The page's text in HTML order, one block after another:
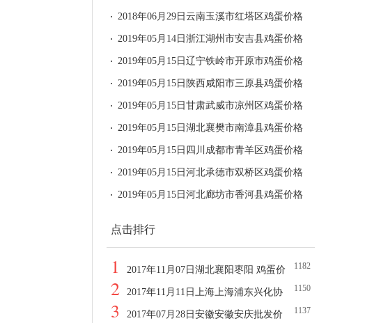
2018年06月29日云南玉溪市红塔区鸡蛋价格
2019年05月14日浙江湖州市安吉县鸡蛋价格
2019年05月15日辽宁铁岭市开原市鸡蛋价格
2019年05月15日陕西咸阳市三原县鸡蛋价格
2019年05月15日甘肃武威市凉州区鸡蛋价格
2019年05月15日湖北襄樊市南漳县鸡蛋价格
2019年05月15日四川成都市青羊区鸡蛋价格
2019年05月15日河北承德市双桥区鸡蛋价格
2019年05月15日河北廊坊市香河县鸡蛋价格
点击排行
1182
1 2017年11月07日湖北襄阳枣阳 鸡蛋价
格 1150
2 2017年11月11日上海上海浦东兴化协
会鸡蛋价格 1137
3 2017年07月28日安徽安徽安庆批发价